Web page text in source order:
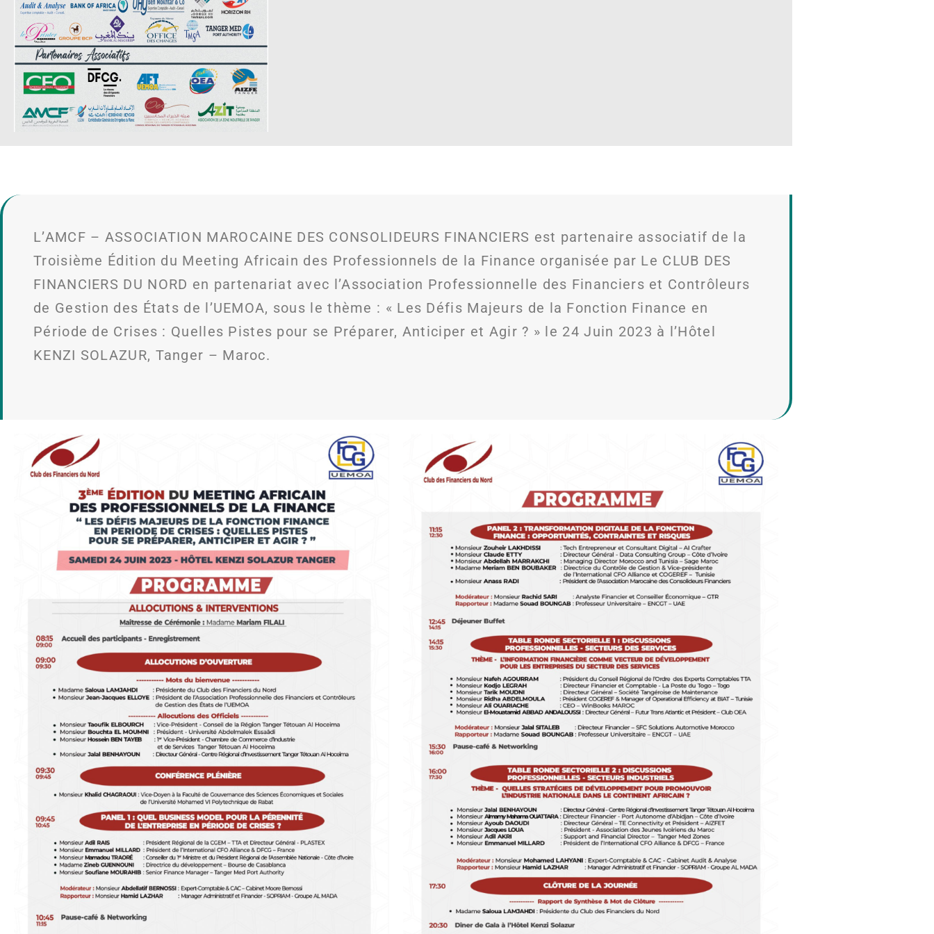
L’AMCF – ASSOCIATION MAROCAINE DES CONSOLIDEURS FINANCIERS est partenaire associatif de la
Troisième Édition du Meeting Africain des Professionnels de la Finance organisée par Le CLUB DES
FINANCIERS DU NORD en partenariat avec l’Association Professionnelle des Financiers et Contrôleurs
de Gestion des États de l’UEMOA, sous le thème : « Les Défis Majeurs de la Fonction Finance en
Période de Crises : Quelles Pistes pour se Préparer, Anticiper et Agir ? » le 24 Juin 2023 à l’Hôtel
KENZI SOLAZUR, Tanger – Maroc.